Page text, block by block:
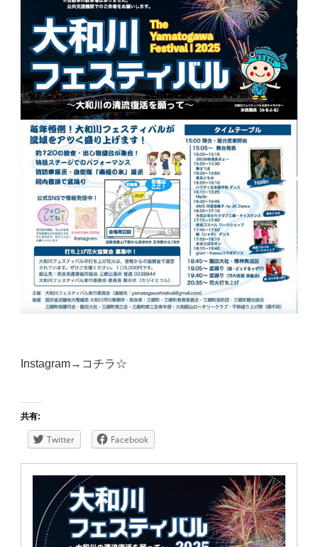
Instagram→ コチラ☆
共有:
Twitter Facebook